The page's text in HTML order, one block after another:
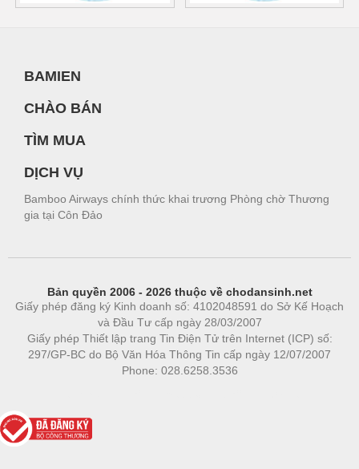
BAMIEN
CHÀO BÁN
TÌM MUA
DỊCH VỤ
Bamboo Airways chính thức khai trương Phòng chờ Thương
gia tại Côn Đảo
Bản quyền 2006 - 2026 thuộc về chodansinh.net
Giấy phép đăng ký Kinh doanh số: 4102048591 do Sở Kế Hoạch
và Đầu Tư cấp ngày 28/03/2007
Giấy phép Thiết lập trang Tin Điện Tử trên Internet (ICP) số:
297/GP-BC do Bộ Văn Hóa Thông Tin cấp ngày 12/07/2007
Phone: 028.6258.3536